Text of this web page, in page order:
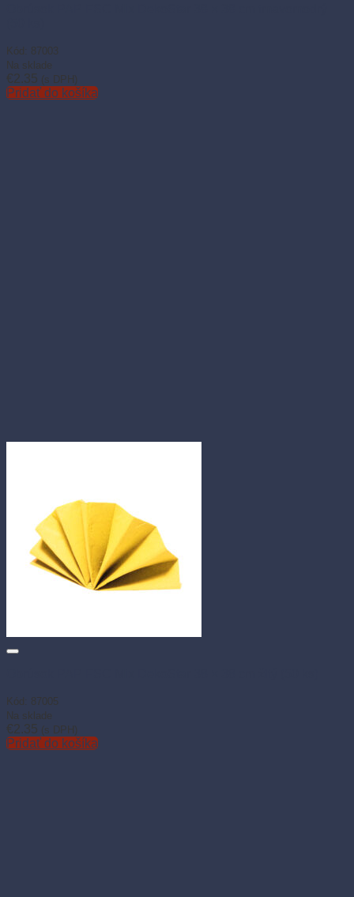
Kód: 87003
Na sklade
€2.35 (s DPH)
Pridať do košíka
Kód: 87005
Na sklade
€2.35 (s DPH)
Pridať do košíka